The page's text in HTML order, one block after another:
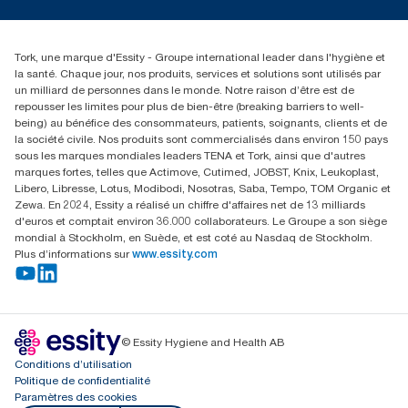
(866) 722-8675
Tork, une marque d'Essity - Groupe international leader dans l'hygiène et
la santé. Chaque jour, nos produits, services et solutions sont utilisés par
un milliard de personnes dans le monde. Notre raison d’être est de
repousser les limites pour plus de bien-être (breaking barriers to well-
being) au bénéfice des consommateurs, patients, soignants, clients et de
la société civile. Nos produits sont commercialisés dans environ 150 pays
sous les marques mondiales leaders TENA et Tork, ainsi que d'autres
marques fortes, telles que Actimove, Cutimed, JOBST, Knix, Leukoplast,
Libero, Libresse, Lotus, Modibodi, Nosotras, Saba, Tempo, TOM Organic et
Zewa. En 2024, Essity a réalisé un chiffre d'affaires net de 13 milliards
d'euros et comptait environ 36.000 collaborateurs. Le Groupe a son siège
mondial à Stockholm, en Suède, et est coté au Nasdaq de Stockholm.
Plus d’informations sur www.essity.com
© Essity Hygiene and Health AB
Conditions d’utilisation
Politique de confidentialité
Paramètres des cookies